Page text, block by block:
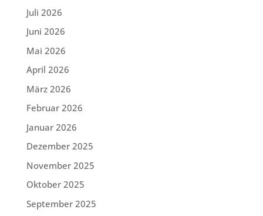
Juli 2026
Juni 2026
Mai 2026
April 2026
März 2026
Februar 2026
Januar 2026
Dezember 2025
November 2025
Oktober 2025
September 2025